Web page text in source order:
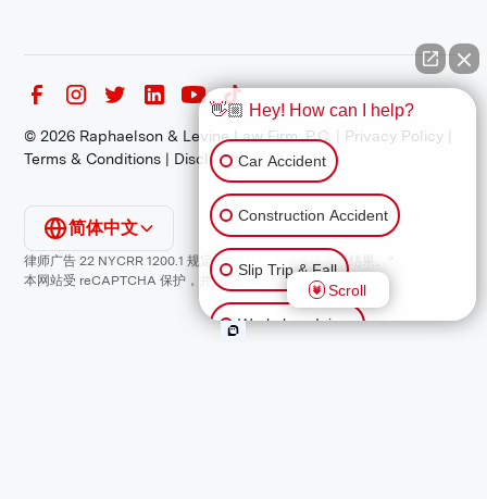
©2026 Raphaelson & Levine Law Firm, P.C. | Privacy Policy
Terms & Conditions | Disclaimer
律师广告 22 NYCRR 1200.1 规定：“过往结果不保证类似结果。”
本网站受 reCAPTCHA 保护，并适用谷歌
隐私政策和 。
简体中文
👋🏼 Hey! How can I help?
Car Accident
Construction Accident
Slip Trip & Fall
Workplace Injury
Scroll